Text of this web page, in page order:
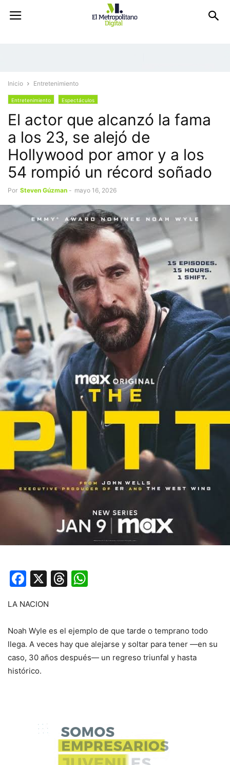
Inicio Entretenimiento
Entretenimiento Espectáculos
El actor que alcanzó la fama
a los 23, se alejó de
Hollywood por amor y a los
54 rompió un récord soñado
Por Steven Gúzman - mayo 16, 2026
Facebook
X Threads
LA NACION
Noah Wyle es el ejemplo de que tarde o temprano todo
llega. A veces hay que alejarse y soltar para tener —en su
caso, 30 años después— un regreso triunfal y hasta
histórico.